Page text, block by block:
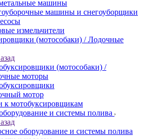
машины
машины и снегоуборщики
измельчители
(мотособаки) / Лодочные
(мотособаки) /
моторы
мотор
к мотобуксировщикам
и системы полива
оборудование и системы полива